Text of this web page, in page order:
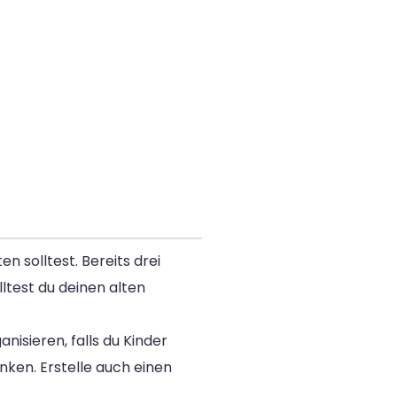
solltest. Bereits drei
du deinen alten
falls du Kinder
Erstelle auch einen